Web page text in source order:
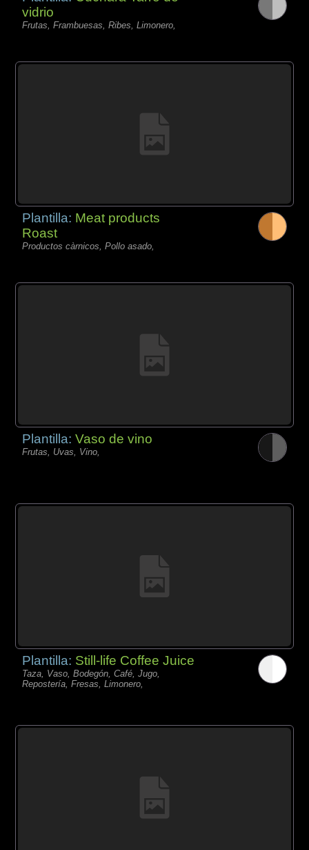
vidrio
Frutas, Frambuesas, Ribes, Limonero,
Plantilla: Meat products
Roast
Productos càrnicos, Pollo asado,
Plantilla:Vaso de vino
Frutas, Uvas, Vino,
Plantilla: Still-life Coffee Juice
Taza, Vaso, Bodegón, Café, Jugo,
Repostería, Fresas, Limonero,